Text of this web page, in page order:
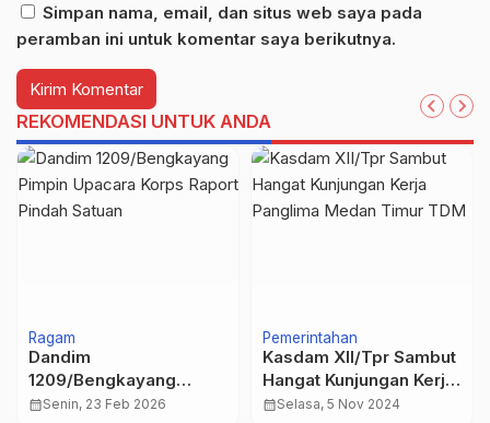
Simpan nama, email, dan situs web saya pada
peramban ini untuk komentar saya berikutnya.
REKOMENDASI UNTUK ANDA
Ragam
Dandim
1209/Bengkayang
Pimpin Upacara Korps
calendar_monthSenin, 23 Feb 2026
Pemerintahan
Kasdam XII/Tpr Sambut
Hangat Kunjungan Kerja
Panglima Medan Timur
calendar_monthSelasa, 5 Nov 2024